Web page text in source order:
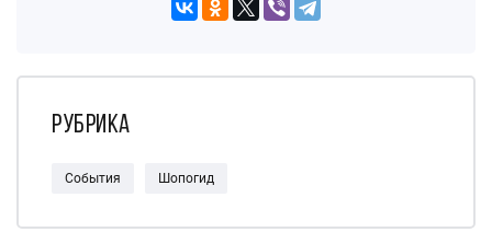
Рубрика
События Шопогид